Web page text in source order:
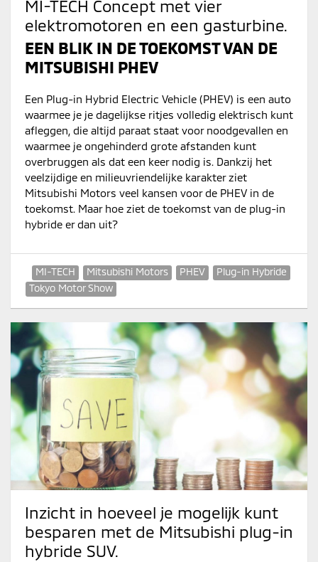
MI-TECH Concept met vier
elektromotoren en een gasturbine.
EEN BLIK IN DE TOEKOMST VAN DE
MITSUBISHI PHEV
Een Plug-in Hybrid Electric Vehicle (PHEV) is een auto
waarmee je je dagelijkse ritjes volledig elektrisch kunt
afleggen, die altijd paraat staat voor noodgevallen en
waarmee je ongehinderd grote afstanden kunt
overbruggen als dat een keer nodig is. Dankzij het
veelzijdige en milieuvriendelijke karakter ziet
Mitsubishi Motors veel kansen voor de PHEV in de
toekomst. Maar hoe ziet de toekomst van de plug-in
hybride er dan uit?
MI-TECH Mitsubishi Motors PHEV
Plug-in Hybride
Tokyo Motor Show
Inzicht in hoeveel je mogelijk kunt
besparen met de Mitsubishi plug-in
hybride SUV.